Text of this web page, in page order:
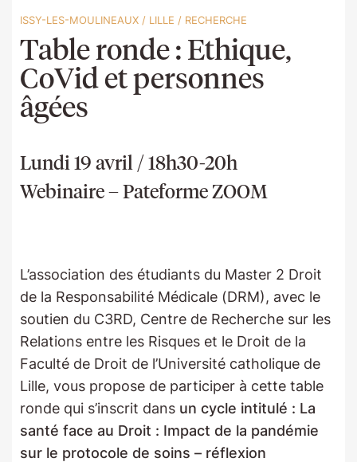
ISSY-LES-MOULINEAUX / LILLE / RECHERCHE
Table ronde : Ethique,
CoVid et personnes
âgées
Lundi 19 avril / 18h30-20h
Webinaire – Pateforme ZOOM
L’association des étudiants du Master 2 Droit
de la Responsabilité Médicale (DRM), avec le
soutien du C3RD, Centre de Recherche sur les
Relations entre les Risques et le Droit de la
Faculté de Droit de l’Université catholique de
Lille, vous propose de participer à cette table
ronde qui s’inscrit dans un cycle intitulé : La
santé face au Droit : Impact de la pandémie
sur le protocole de soins – réflexion